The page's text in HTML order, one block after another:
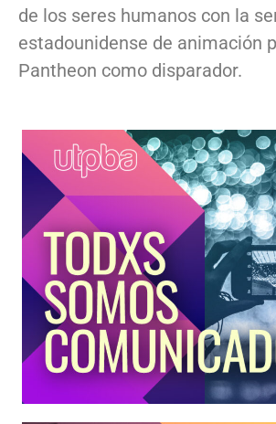
de los seres humanos con la
estadounidense de animación
Pantheon como disparador.